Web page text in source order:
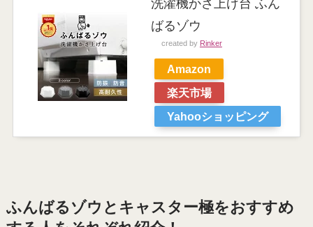
洗濯機かさ上げ台 ふん
ばるゾウ
created by Rinker
Amazon
楽天市場
Yahooショッピング
ふんばるゾウとキャスター極をおすすめ